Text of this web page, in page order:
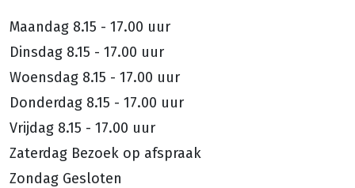
Maandag 8.15 - 17.00 uur
Dinsdag 8.15 - 17.00 uur
Woensdag 8.15 - 17.00 uur
Donderdag 8.15 - 17.00 uur
Vrijdag 8.15 - 17.00 uur
Zaterdag Bezoek op afspraak
Zondag Gesloten